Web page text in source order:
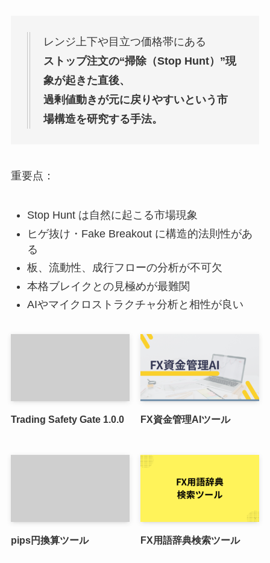
レンジ上下や目立つ価格帯にある
ストップ注文の“掃除（Stop Hunt）”現
象が起きた直後、
過剰値動きが元に戻りやすいという市
場構造を研究する手法。
重要点：
Stop Hunt は自然に起こる市場現象
ヒゲ抜け・Fake Breakout に構造的法則性があ
る
板、流動性、成行フローの分析が不可欠
本格ブレイクとの見極めが最難関
AIやマイクロストラクチャ分析と相性が良い
Trading Safety Gate 1.0.0 FX資金管理AIツール
pips円換算ツール FX用語辞典検索ツール